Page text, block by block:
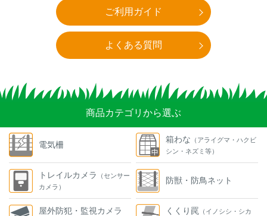
ご利用ガイド
よくある質問
商品カテゴリから選ぶ
電気柵
トレイルカメラ
（センサー
カメラ）
屋外防犯・監視カメラ
箱わな （アライグマ・ハクビ
シン・ネズミ等）
防獣・防鳥ネット
くくり罠 （イノシシ・シカ